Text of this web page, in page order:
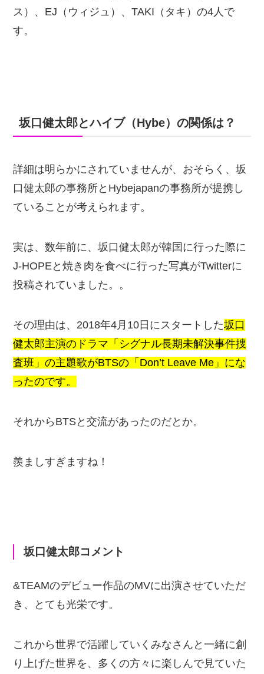
ス）、EJ（ウィジュ）、TAKI（タキ）の4人で
す。
坂口健太郎とハイブ（Hybe）の関係は？
詳細は明らかにされていませんが、おそらく、坂
口健太郎の事務所とHybejapanの事務所が提携し
ていることが考えられます。
実は、数年前に、坂口健太郎が韓国に行った際に
J-HOPEと焼き肉を食べに行った写真がTwitterに
投稿されていました。。
その理由は、2018年4月10日にスタートした坂口
健太郎主演のドラマ「シグナル長期未解決事件捜
査班」の主題歌がBTSの「Don’t Leave Me」にな
ったのです。
それからBTSと交流があったのだとか。
羨ましすぎますね！
坂口健太郎コメント
&TEAMのデビュー作品のMVに出演させていただ
き、とても光栄です。
これから世界で活躍していくみなさんと一緒に創
り上げた世界を、多くの方々に楽しんで見ていた